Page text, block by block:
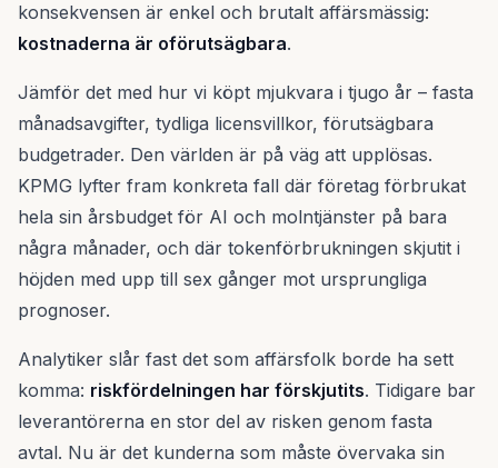
konsekvensen är enkel och brutalt affärsmässig:
kostnaderna är oförutsägbara.
Jämför det med hur vi köpt mjukvara i tjugo år – fasta
månadsavgifter, tydliga licensvillkor, förutsägbara
budgetrader. Den världen är på väg att upplösas.
KPMG lyfter fram konkreta fall där företag förbrukat
hela sin årsbudget för AI och molntjänster på bara
några månader, och där tokenförbrukningen skjutit i
höjden med upp till sex gånger mot ursprungliga
prognoser.
Analytiker slår fast det som affärsfolk borde ha sett
komma: riskfördelningen har förskjutits. Tidigare bar
leverantörerna en stor del av risken genom fasta
avtal. Nu är det kunderna som måste övervaka sin